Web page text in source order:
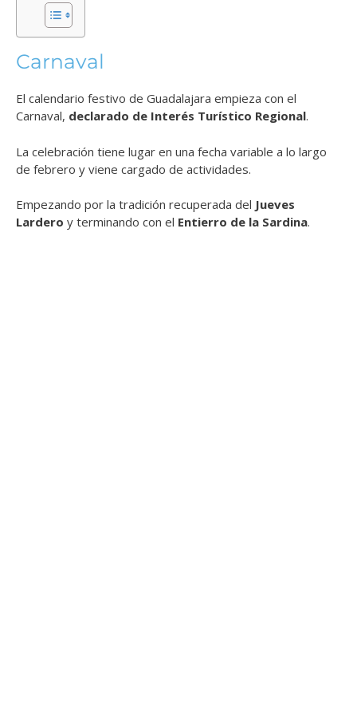
Carnaval
El calendario festivo de Guadalajara empieza con el
Carnaval, declarado de Interés Turístico Regional.
La celebración tiene lugar en una fecha variable a lo largo
de febrero y viene cargado de actividades.
Empezando por la tradición recuperada del Jueves
Lardero y terminando con el Entierro de la Sardina.